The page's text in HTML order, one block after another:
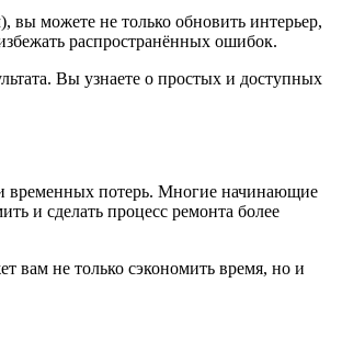
вы можете не только обновить интерьер,
распространённых ошибок.
Вы узнаете о простых и доступных
временных потерь. Многие начинающие
и сделать процесс ремонта более
вам не только сэкономить время, но и